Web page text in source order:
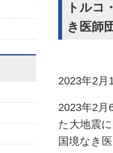
トルコ
き医師
2023年2月
2023年2
た大地震
国境なき